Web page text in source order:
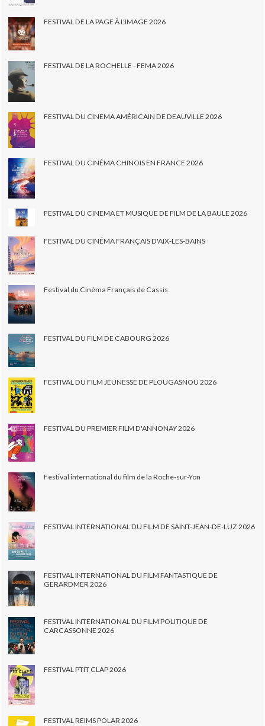
FESTIVAL DE LA PAGE À L'IMAGE 2026
FESTIVAL DE LA ROCHELLE - FEMA 2026
FESTIVAL DU CINEMA AMÉRICAIN DE DEAUVILLE 2026
FESTIVAL DU CINÉMA CHINOIS EN FRANCE 2026
FESTIVAL DU CINEMA ET MUSIQUE DE FILM DE LA BAULE 2026
FESTIVAL DU CINÉMA FRANÇAIS D'AIX-LES-BAINS
Festival du Cinéma Français de Cassis
FESTIVAL DU FILM DE CABOURG 2026
FESTIVAL DU FILM JEUNESSE DE PLOUGASNOU 2026
FESTIVAL DU PREMIER FILM D'ANNONAY 2026
Festival international du film de la Roche-sur-Yon
FESTIVAL INTERNATIONAL DU FILM DE SAINT-JEAN-DE-LUZ 2026
FESTIVAL INTERNATIONAL DU FILM FANTASTIQUE DE
GERARDMER 2026
FESTIVAL INTERNATIONAL DU FILM POLITIQUE DE
CARCASSONNE 2026
FESTIVAL PTIT CLAP 2026
FESTIVAL REIMS POLAR 2026